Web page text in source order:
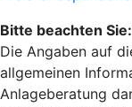
Bitte beachten Sie:
Die Angaben auf
allgemeinen
Anlageberatung